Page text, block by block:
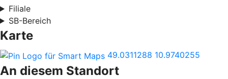
Filiale
SB-Bereich
Karte
49.0311288 10.9740255
An diesem Standort